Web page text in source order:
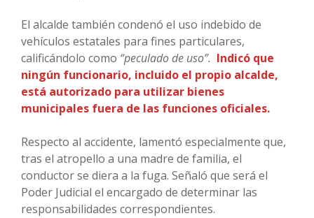
El alcalde también condenó el uso indebido de
vehículos estatales para fines particulares,
calificándolo como “peculado de uso”. Indicó que
ningún funcionario, incluido el propio alcalde,
está autorizado para utilizar bienes
municipales fuera de las funciones oficiales.
Respecto al accidente, lamentó especialmente que,
tras el atropello a una madre de familia, el
conductor se diera a la fuga. Señaló que será el
Poder Judicial el encargado de determinar las
responsabilidades correspondientes.